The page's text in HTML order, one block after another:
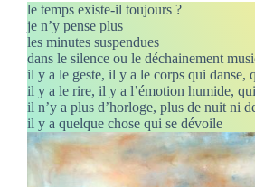
le temps existe-il toujours ?
je n’y pense plus
les minutes suspendues
dans le silence ou le déchainement
il y a le geste, il y a le corps qui danse,
il y a le rire, il y a l’émotion humide,
il n’y a plus d’horloge, plus de nuit ni
il y a quelque chose qui se dévoile